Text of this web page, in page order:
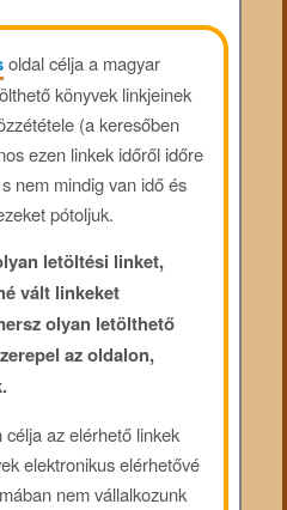
oldal célja a magyar
könyvek linkjeinek
(a keresőben
ezen linkek időről időre
nem mindig van idő és
pótoljuk.
letöltési linket,
vált linkeket
olyan letölthető
az oldalon,
az elérhető linkek
elektronikus elérhetővé
nem vállalkozunk